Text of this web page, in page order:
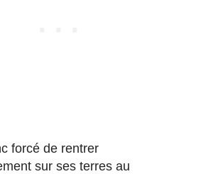
forcé de rentrer
sur ses terres au